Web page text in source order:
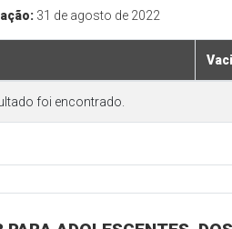
31 de agosto de 2022
foi encontrado.